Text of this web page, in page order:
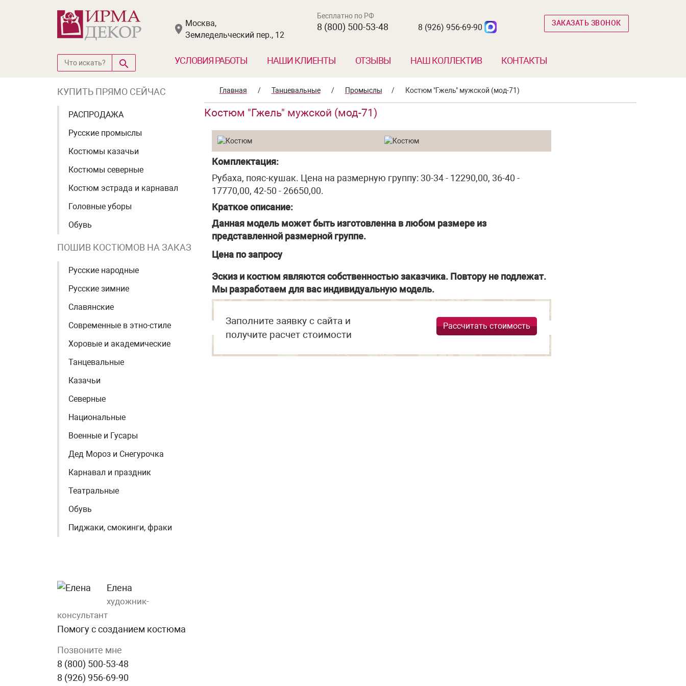
Москва,
Земледельческий пер., 12
Бесплатно по РФ
8 (800) 500-53-48 8 (926) 956-69-90 ЗАКАЗАТЬ ЗВОНОК
УСЛОВИЯ РАБОТЫ НАШИ КЛИЕНТЫ ОТЗЫВЫ НАШ КОЛЛЕКТИВ КОНТАКТЫ
КУПИТЬ ПРЯМО СЕЙЧАС
РАСПРОДАЖА
Русские промыслы
Костюмы казачьи
Костюмы северные
Костюм эстрада и карнавал
Головные уборы
Обувь
ПОШИВ КОСТЮМОВ НА ЗАКАЗ
Русские народные
Русские зимние
Славянские
Современные в этно-стиле
Хоровые и академические
Танцевальные
Казачьи
Северные
Национальные
Военные и Гусары
Дед Мороз и Снегурочка
Карнавал и праздник
Театральные
Обувь
Пиджаки, смокинги, фраки
Елена
художник-
консультант
Помогу с созданием костюма
Позвоните мне
8 (800) 500-53-48
8 (926) 956-69-90
Главная / Танцевальные / Промыслы / Костюм "Гжель" мужской (мод-71)
Костюм "Гжель" мужской (мод-71)
Комплектация:
Рубаха, пояс-кушак. Цена на размерную группу: 30-34 - 12290,00, 36-40 -
17770,00, 42-50 - 26650,00.
Краткое описание:
Данная модель может быть изготовленна в любом размере из
представленной размерной группе.
Цена по запросу
Эскиз и костюм являются собственностью заказчика. Повтору не подлежат.
Мы разработаем для вас индивидуальную модель.
Заполните заявку с сайта и
получите расчет стоимости
Рассчитать стоимость